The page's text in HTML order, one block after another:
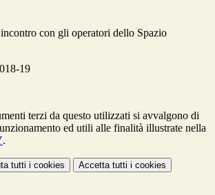
con gli operatori dello Spazio
19
terzi da questo utilizzati si avvalgono di
ed utili alle finalità illustrate nella
.
tutti i cookies Accetta tutti i cookies